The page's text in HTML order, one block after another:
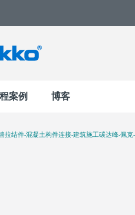
案例 博客
拉结件-混凝土构件连接-建筑施工碳达峰-佩克